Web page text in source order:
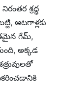
శ్రద్ధ
ఆటగాళ్లకు
గేమ్,
అక్కడ